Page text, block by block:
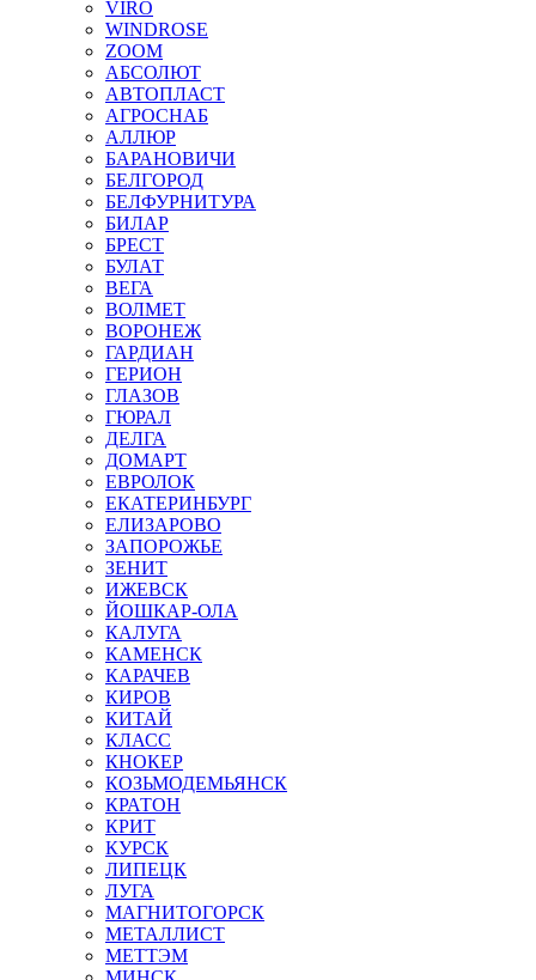
VIRO
WINDROSE
ZOOM
АБСОЛЮТ
АВТОПЛАСТ
АГРОСНАБ
АЛЛЮР
БАРАНОВИЧИ
БЕЛГОРОД
БЕЛФУРНИТУРА
БИЛАР
БРЕСТ
БУЛАТ
ВЕГА
ВОЛМЕТ
ВОРОНЕЖ
ГАРДИАН
ГЕРИОН
ГЛАЗОВ
ГЮРАЛ
ДЕЛГА
ДОМАРТ
ЕВРОЛОК
ЕКАТЕРИНБУРГ
ЕЛИЗАРОВО
ЗАПОРОЖЬЕ
ЗЕНИТ
ИЖЕВСК
ЙОШКАР-ОЛА
КАЛУГА
КАМЕНСК
КАРАЧЕВ
КИРОВ
КИТАЙ
КЛАСС
КНОКЕР
КОЗЬМОДЕМЬЯНСК
КРАТОН
КРИТ
КУРСК
ЛИПЕЦК
ЛУГА
МАГНИТОГОРСК
МЕТАЛЛИСТ
МЕТТЭМ